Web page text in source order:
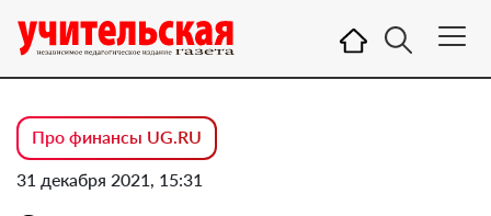
Про финансы UG.RU
31 декабря 2021, 15:31